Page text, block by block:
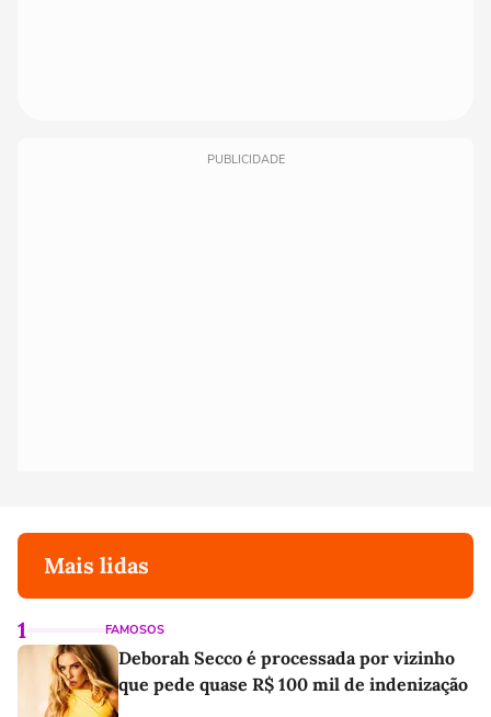
PUBLICIDADE
Mais lidas
1 FAMOSOS
Deborah Secco é processada por vizinho
que pede quase R$ 100 mil de indenização